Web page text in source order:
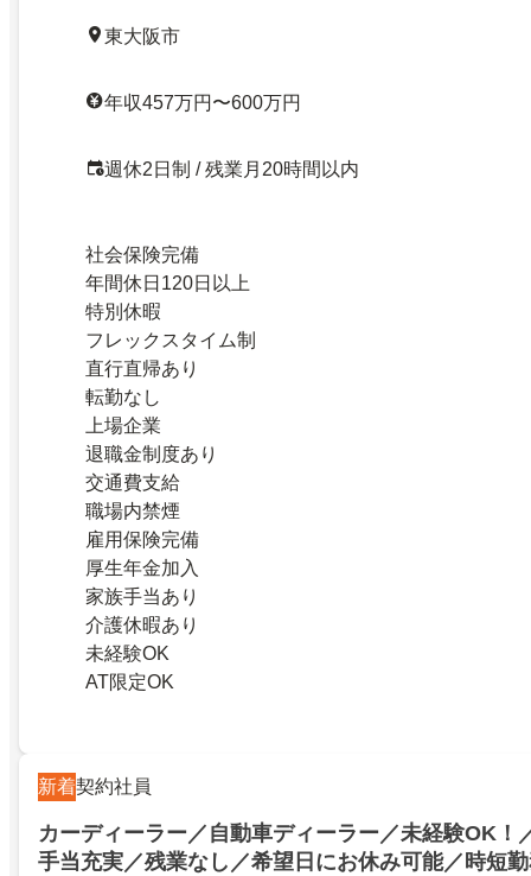
東大阪市
年収457万円〜600万円
週休2日制 / 残業月20時間以内
社会保険完備
年間休日120日以上
特別休暇
フレックスタイム制
直行直帰あり
転勤なし
上場企業
退職金制度あり
交通費支給
職場内禁煙
雇用保険完備
厚生年金加入
家族手当あり
介護休暇あり
未経験OK
AT限定OK
新着契約社員
カーディーラー／自動車ディーラー／未経験OK！
手当充実／残業なし／希望日にお休み可能／時短